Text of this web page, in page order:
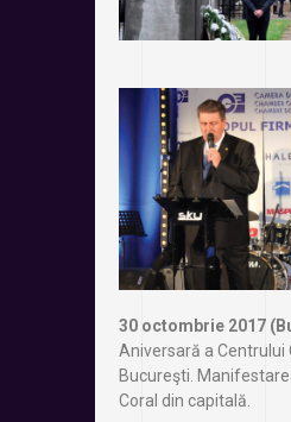
30 octombrie 2017
Aniversară a
Bucureşti.
Coral din capitală.